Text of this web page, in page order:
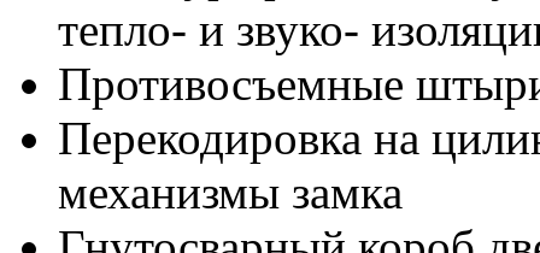
тепло- и звуко-
Противосъемные
Перекодировка на
механизмы замка